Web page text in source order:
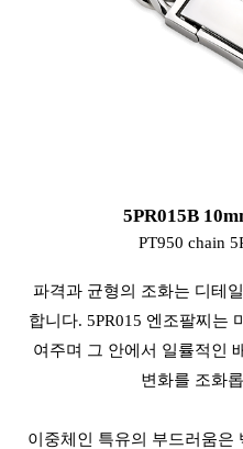
5PR015B
PT950 chain
파격과 균형의 조화는 디테
합니다. 5PR015 엔조팔찌는
여주며 그 안에서 일률적인
변화를 조화
이중체인 특유의 부드러움은